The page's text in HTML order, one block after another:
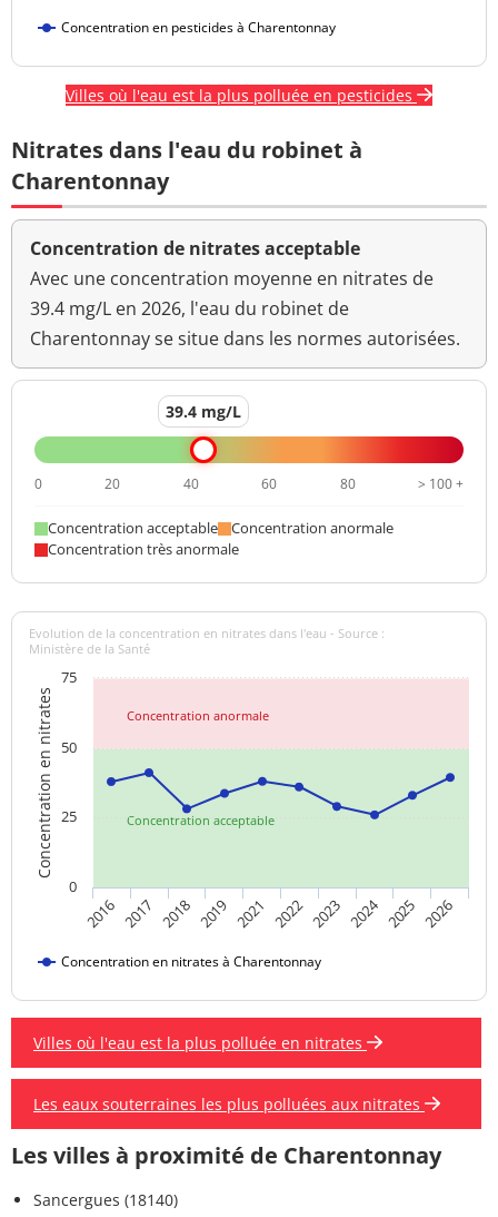
Concentration en pesticides à Charentonnay
Villes où l'eau est la plus polluée en pesticides
Nitrates dans l'eau du robinet à
Charentonnay
Concentration de nitrates acceptable
Avec une concentration moyenne en nitrates de
39.4 mg/L en 2026, l'eau du robinet de
Charentonnay se situe dans les normes autorisées.
39.4 mg/L
0 20 40 60 80 > 100 +
Concentration acceptable
Concentration anormale
Concentration très anormale
Concentration acceptable
Concentration anormale
Concentration en nitrates
Evolution de la concentration en nitrates dans l'eau - Source :
Ministère de la Santé
Concentration en nitrates à Charentonnay
2016 2017 2018 2019 2021 2022 2023 2024 2025 2026
0
25
50
75
Villes où l'eau est la plus polluée en nitrates
Les eaux souterraines les plus polluées aux nitrates
Les villes à proximité de Charentonnay
Sancergues (18140)